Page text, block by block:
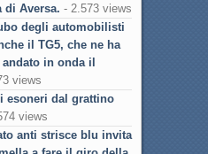
di Aversa. - 2.573 views
degli automobilisti
il TG5, che ne ha
in onda il
views
esoneri dal grattino
views
anti strisce blu invita